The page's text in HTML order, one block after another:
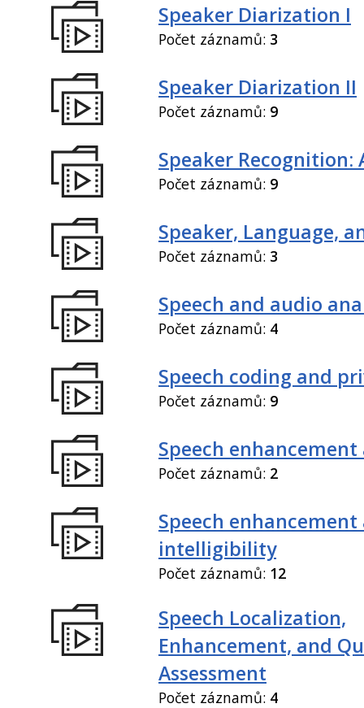
Speaker Diarization I
Počet záznamů: 3
Speaker Diarization II
Počet záznamů: 9
Speaker Recognition:
Počet záznamů: 9
Speaker, Language,
Počet záznamů: 3
Speech and audio
Počet záznamů: 4
Speech coding and
Počet záznamů: 9
Speech
Počet záznamů: 2
Speech enhancement
intelligibility
Počet záznamů: 12
Speech Localization,
Enhancement, and
Assessment
Počet záznamů: 4